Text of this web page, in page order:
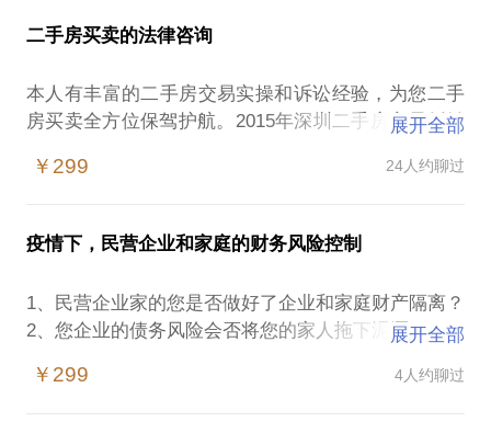
二手房买卖的法律咨询
本人有丰富的二手房交易实操和诉讼经验，为您二手
房买卖全方位保驾护航。2015年深圳二手房交易纠纷
了较为满意的结果，多起案件结果超出当事人的心理
约见中，将与您分享的内容有：
1、二手房买卖合同签订前您应当知道的事项；
3、作为买方，在交易过程中您应当关注的风险点；
4、交易一旦出现问题，第一时间该如何来规避风险。
PS.在选择与我见面前，请把你的问题更具体化。毕
展开全部
￥299 24人约聊过
疫情下，民营企业和家庭的财务风险控制
1、民营企业家的您是否做好了企业和家庭财产隔离？
2、您企业的债务风险会否将您的家人拖下泥潭？
道的风险？
展开全部
￥299 4人约聊过